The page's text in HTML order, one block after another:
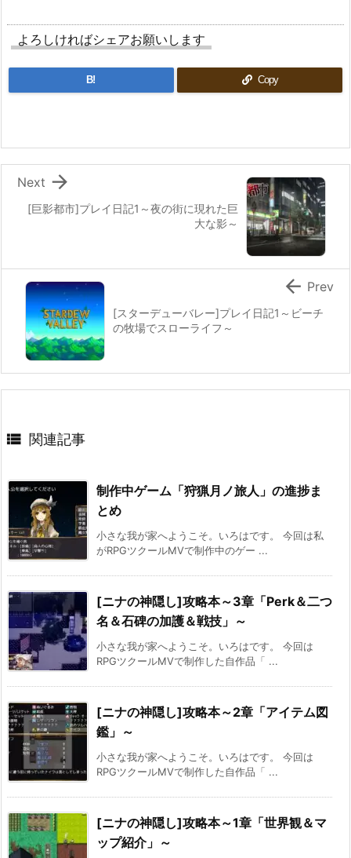
よろしければシェアお願いします
B! Copy
[巨影都市]プレイ日記1～夜の街に現れた巨
大な影～

Next
[スターデューバレー]プレイ日記1～ビーチ
の牧場でスローライフ～
 Prev
 関連記事
制作中ゲーム「狩猟月ノ旅人」の進捗ま
とめ
小さな我が家へようこそ。いろはです。 今回は私
がRPGツクールMVで制作中のゲー ...
[ニナの神隠し]攻略本～3章「Perk＆二つ
名＆石碑の加護＆戦技」～
小さな我が家へようこそ。いろはです。 今回は
RPGツクールMVで制作した自作品「 ...
[ニナの神隠し]攻略本～2章「アイテム図
鑑」～
小さな我が家へようこそ。いろはです。 今回は
RPGツクールMVで制作した自作品「 ...
[ニナの神隠し]攻略本～1章「世界観＆マ
ップ紹介」～